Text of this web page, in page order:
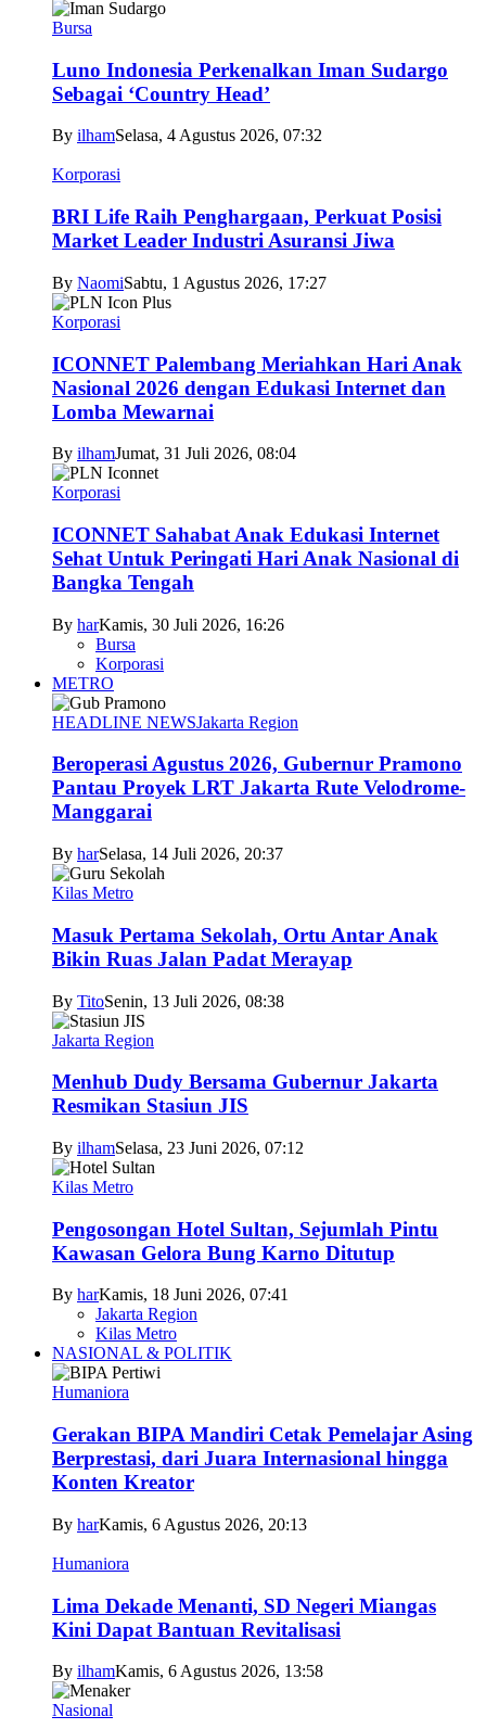
Bursa
Luno Indonesia Perkenalkan Iman Sudargo
Sebagai ‘Country Head’
By ilhamSelasa, 4 Agustus 2026, 07:32
Korporasi
BRI Life Raih Penghargaan, Perkuat Posisi
Market Leader Industri Asuransi Jiwa
By NaomiSabtu, 1 Agustus 2026, 17:27
Korporasi
ICONNET Palembang Meriahkan Hari Anak
Nasional 2026 dengan Edukasi Internet dan
Lomba Mewarnai
By ilhamJumat, 31 Juli 2026, 08:04
Korporasi
ICONNET Sahabat Anak Edukasi Internet
Sehat Untuk Peringati Hari Anak Nasional di
Bangka Tengah
By harKamis, 30 Juli 2026, 16:26
Bursa
Korporasi
METRO
HEADLINE NEWSJakarta Region
Beroperasi Agustus 2026, Gubernur Pramono
Pantau Proyek LRT Jakarta Rute Velodrome-
Manggarai
By harSelasa, 14 Juli 2026, 20:37
Kilas Metro
Masuk Pertama Sekolah, Ortu Antar Anak
Bikin Ruas Jalan Padat Merayap
By TitoSenin, 13 Juli 2026, 08:38
Jakarta Region
Menhub Dudy Bersama Gubernur Jakarta
Resmikan Stasiun JIS
By ilhamSelasa, 23 Juni 2026, 07:12
Kilas Metro
Pengosongan Hotel Sultan, Sejumlah Pintu
Kawasan Gelora Bung Karno Ditutup
By harKamis, 18 Juni 2026, 07:41
Jakarta Region
Kilas Metro
NASIONAL & POLITIK
Humaniora
Gerakan BIPA Mandiri Cetak Pemelajar Asing
Berprestasi, dari Juara Internasional hingga
Konten Kreator
By harKamis, 6 Agustus 2026, 20:13
Humaniora
Lima Dekade Menanti, SD Negeri Miangas
Kini Dapat Bantuan Revitalisasi
By ilhamKamis, 6 Agustus 2026, 13:58
Nasional